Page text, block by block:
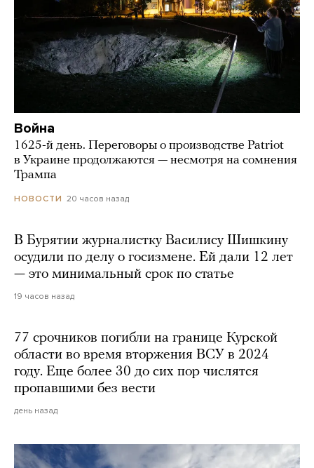
Война
1625-й день. Переговоры о производстве Patriot
в Украине продолжаются — несмотря на сомнения
Трампа
НОВОСТИ 20 часов назад
В Бурятии журналистку Василису Шишкину
осудили по делу о госизмене. Ей дали 12 лет
— это минимальный срок по статье
19 часов назад
77 срочников погибли на границе Курской
области во время вторжения ВСУ в 2024
году. Еще более 30 до сих пор числятся
пропавшими без вести
день назад